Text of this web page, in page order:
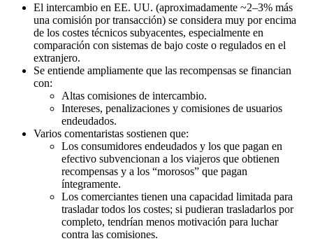
El intercambio en EE. UU. (aproximadamente ~2–3% más
una comisión por transacción) se considera muy por encima
de los costes técnicos subyacentes, especialmente en
comparación con sistemas de bajo coste o regulados en el
extranjero.
Se entiende ampliamente que las recompensas se financian
con:
Altas comisiones de intercambio.
Intereses, penalizaciones y comisiones de usuarios
endeudados.
Varios comentaristas sostienen que:
Los consumidores endeudados y los que pagan en
efectivo subvencionan a los viajeros que obtienen
recompensas y a los “morosos” que pagan
íntegramente.
Los comerciantes tienen una capacidad limitada para
trasladar todos los costes; si pudieran trasladarlos por
completo, tendrían menos motivación para luchar
contra las comisiones.